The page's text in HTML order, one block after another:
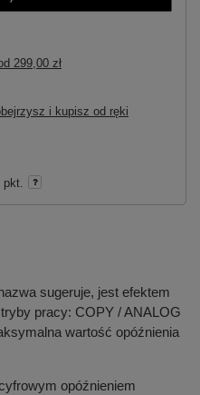
299,00 zł
i kupisz od ręki
pkt.
sugeruje, jest efektem
pracy: COPY / ANALOG
wartość opóźnienia
opóźnieniem